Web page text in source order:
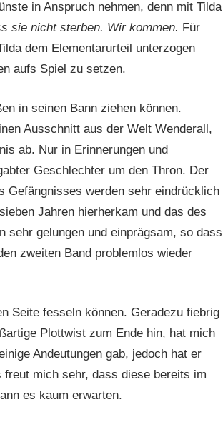
in Anspruch nehmen, denn mit Tilda
sie nicht sterben. Wir kommen. Für
dem Elementarurteil unterzogen
aufs Spiel zu setzen.
in seinen Bann ziehen können.
Ausschnitt aus der Welt Wenderall,
ab. Nur in Erinnerungen und
Geschlechter um den Thron. Der
Gefängnisses werden sehr eindrücklich
Jahren hierherkam und das des
sehr gelungen und einprägsam, so dass
zweiten Band problemlos wieder
Seite fesseln können. Geradezu fiebrig
Plottwist zum Ende hin, hat mich
Andeutungen gab, jedoch hat er
mich sehr, dass diese bereits im
es kaum erwarten.